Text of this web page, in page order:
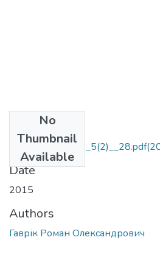
No
Thumbnail
Available
Nvkhdu_jur_2015_5(2)__28.pdf
Date
2015
Authors
Гаврік Роман Олександрович